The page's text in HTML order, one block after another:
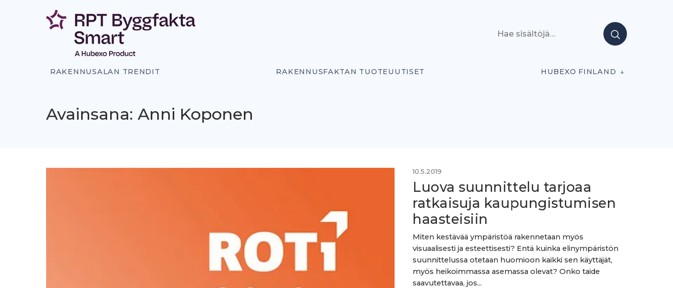
RAKENNUSALAN TRENDIT RAKENNUSFAKTAN TUOTEUUTISET HUBEXO FINLAND
Avainsana: Anni Koponen
10.5.2019
Luova suunnittelu tarjoaa
ratkaisuja kaupungistumisen
haasteisiin
Miten kestävää ympäristöä rakennetaan myös
visuaalisesti ja esteettisesti? Entä kuinka elinympäristön
suunnittelussa otetaan huomioon kaikki sen käyttäjät,
myös heikoimmassa asemassa olevat? Onko taide
saavutettavaa, jos...